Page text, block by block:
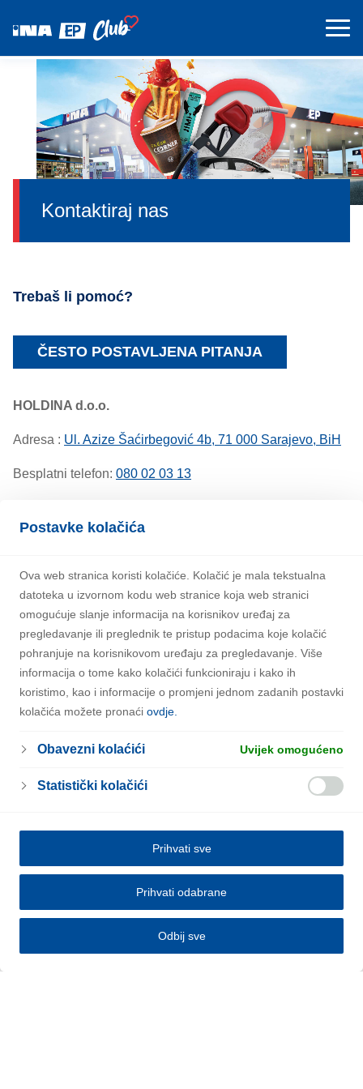
Postavke kolačića
Ova web stranica koristi kolačiće. Kolačić je mala tekstualna
datoteka u izvornom kodu web stranice koja web stranici
omogućuje slanje informacija na korisnikov uređaj za
pregledavanje ili preglednik te pristup podacima koje kolačić
pohranjuje na korisnikovom uređaju za pregledavanje. Više
informacija o tome kako kolačići funkcioniraju i kako ih
koristimo, kao i informacije o promjeni jednom zadanih postavki
kolačića možete pronaći ovdje.
Obavezni kolaćići Uvijek omogućeno
Statistički kolačići
Odbij sve
Prihvati odabrane
Prihvati sve
Kontaktiraj nas
Trebaš li pomoć?
ČESTO POSTAVLJENA PITANJA
HOLDINA d.o.o.
Adresa : Ul. Azize Šaćirbegović 4b, 71 000 Sarajevo, BiH
Besplatni telefon: 080 02 03 13